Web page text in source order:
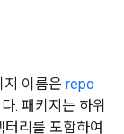
지 이름은 repo
. 패키지는 하위
리를 포함하여